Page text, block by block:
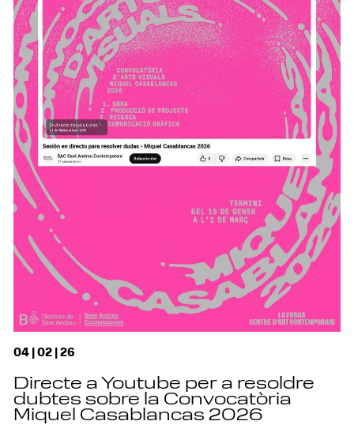
04 | 02 | 26
Directe a Youtube per a resoldre
dubtes sobre la Convocatòria
Miquel Casablancas 2026